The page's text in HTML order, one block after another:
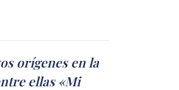
orígenes en la
ellas «Mi